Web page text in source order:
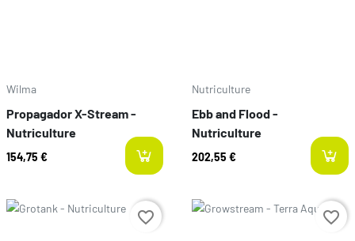
Wilma
Propagador X-Stream -
Nutriculture
154,75 €
Nutriculture
Ebb and Flood -
Nutriculture
202,55 €
Prix favorite_border Prix favorite_border